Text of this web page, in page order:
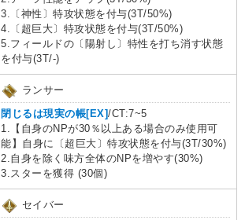
3.〔神性〕特攻状態を付与(3T/50%)
4.〔超巨大〕特攻状態を付与(3T/50%)
5.フィールドの〔陽射し〕特性を打ち消す状態
を付与(3T/-)
ランサー
閉じるは現実の帳[EX]/CT:7~5
1.【自身のNPが30％以上ある場合のみ使用可
能】自身に〔超巨大〕特攻状態を付与(3T/30%)
2.自身を除く味方全体のNPを増やす(30%)
3.スターを獲得 (30個)
セイバー